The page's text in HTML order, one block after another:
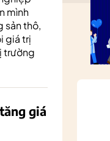
mình
sản thô,
giá trị
trường
giá